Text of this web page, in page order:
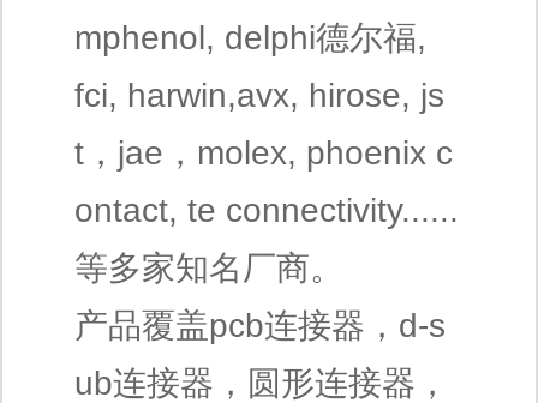
mphenol, delphi德尔福,
fci, harwin,avx, hirose, js
t，jae，molex, phoenix c
ontact, te connectivity......
等多家知名厂商。
产品覆盖pcb连接器，d-s
ub连接器，圆形连接器，